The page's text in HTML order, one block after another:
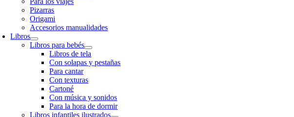
Pizarras
Origami
Accesorios manualidades
Libros
Libros para bebés
Libros de tela
Con solapas y pestañas
Para cantar
Con texturas
Cartoné
Con música y sonidos
Para la hora de dormir
Libros infantiles ilustrados